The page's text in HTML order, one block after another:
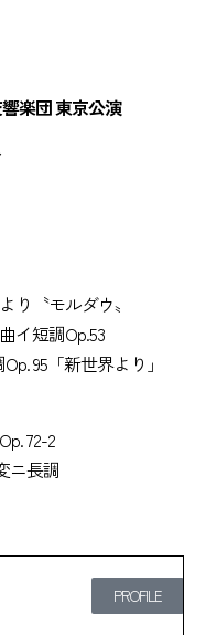
楽団 東京公演
り〝モルダウ〟
イ短調Op.53
95「新世界より」
72-2
ニ長調
PROFILE